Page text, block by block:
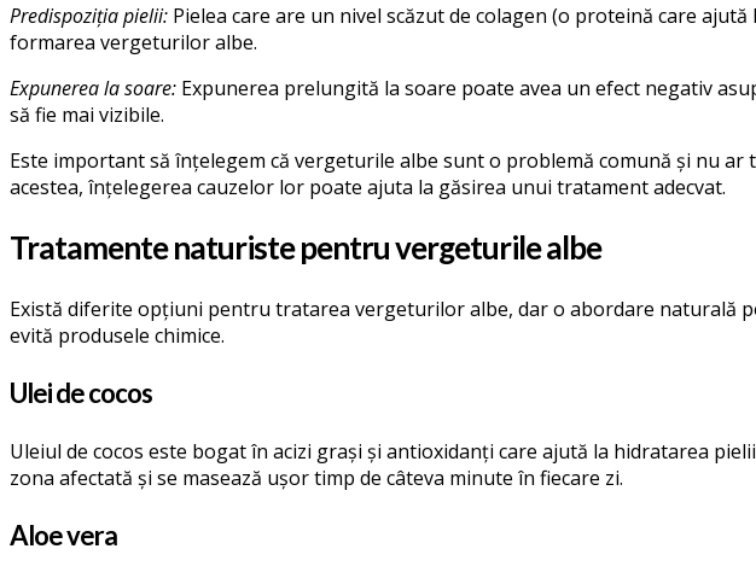
Predispoziția pielii: Pielea care are un nivel scăzut de colagen (o proteină care
formarea vergeturilor albe.
Expunerea la soare: Expunerea prelungită la soare poate avea un efect negativ
să fie mai vizibile.
Este important să înțelegem că vergeturile albe sunt o problemă comună și nu
acestea, înțelegerea cauzelor lor poate ajuta la găsirea unui tratament adecvat.
Tratamente naturiste pentru vergeturile albe
Există diferite opțiuni pentru tratarea vergeturilor albe, dar o abordare naturală
evită produsele chimice.
Ulei de cocos
Uleiul de cocos este bogat în acizi grași și antioxidanți care ajută la hidratarea
zona afectată și se masează ușor timp de câteva minute în fiecare zi.
Aloe vera